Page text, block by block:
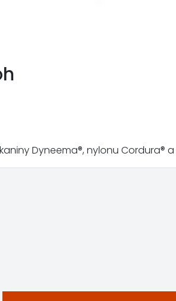
Dyneema®, nylonu Cordura®